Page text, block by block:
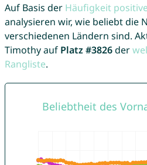
Auf Basis der Häufigkeit
analysieren wir, wie beliebt die
verschiedenen Ländern sind.
Timothy auf Platz #3826der
Rangliste.